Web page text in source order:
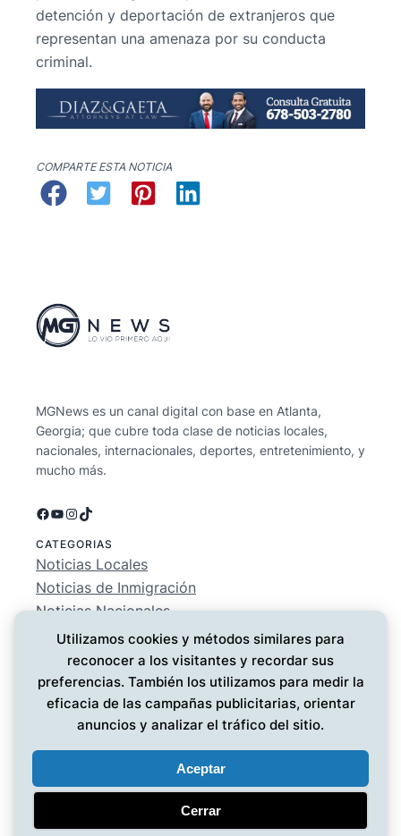
detención y deportación de extranjeros que
representan una amenaza por su conducta
criminal.
COMPARTE ESTA NOTICIA
MGNews es un canal digital con base en Atlanta,
Georgia; que cubre toda clase de noticias locales,
nacionales, internacionales, deportes, entretenimiento, y
mucho más.
Facebook
YouTube
Instagram
TikTok
CATEGORIAS
Noticias Locales
Noticias de Inmigración
Noticias Nacionales
Deportes
Entretenimiento
EMPRESA
Conócenos
Política de Privacidad
Noticias MG
Utilizamos cookies y métodos similares para
reconocer a los visitantes y recordar sus
preferencias. También los utilizamos para medir la
eficacia de las campañas publicitarias, orientar
anuncios y analizar el tráfico del sitio.
Aceptar
Cerrar